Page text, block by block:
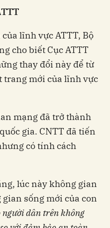
lĩnh vực ATTT, Bộ
cho biết Cục ATTT
thay đổi này để từ
trang mới của lĩnh vực
mạng đã trở thành
gia. CNTT đã tiến
có tính cách
lúc này không gian
sống mới của con
dân trên không